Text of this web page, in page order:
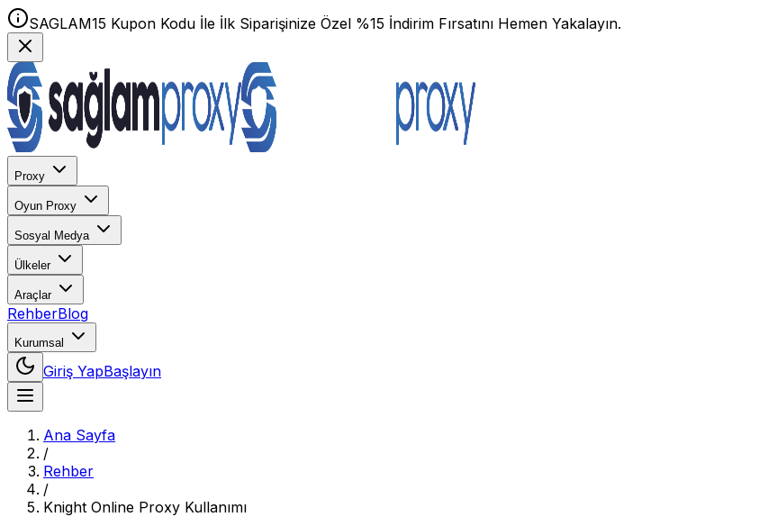
SAGLAM15 Kupon Kodu İle İlk Siparişinize Özel %15 İndirim Fırsatını Hemen Yakalayın.
Proxy
Oyun Proxy
Sosyal Medya
Ülkeler
Araçlar
RehberBlog
Kurumsal
Giriş YapBaşlayın
Ana Sayfa
/
Rehber
/
Knight Online Proxy Kullanımı